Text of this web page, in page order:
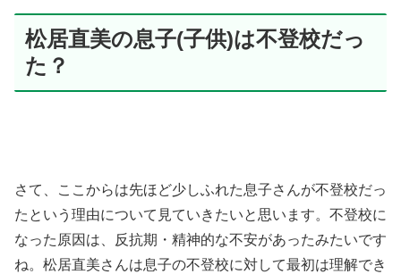
松居直美の息子(子供)は不登校だっ
た？
さて、ここからは先ほど少しふれた息子さんが不登校だっ
たという理由について見ていきたいと思います。不登校に
なった原因は、反抗期・精神的な不安があったみたいです
ね。松居直美さんは息子の不登校に対して最初は理解でき